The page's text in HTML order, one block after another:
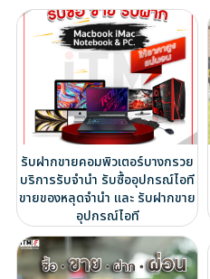
รับฝากขายคอมพิวเตอร์บางกรวย
บริการรับจำนำ รับซื้ออุปกรณ์ไอที
ขายของหลุดจำนำ และ รับฝากขาย
อุปกรณ์ไอที